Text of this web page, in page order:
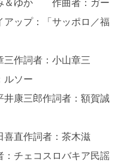
＆ゆか 作曲者：ガー
ップ：「サッポロ／福
作詞者：小山章三
ソー
康三郎作詞者：額賀誠
直作詞者：茶木滋
チェコスロバキア民謡